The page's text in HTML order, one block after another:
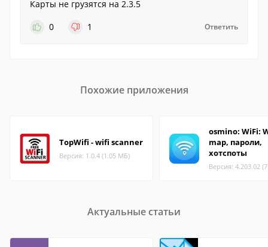
Карты не грузятся на 2.3.5
0
1 Ответить
Похожие приложения
TopWifi - wifi scanner
Версия: 1.0.4 (1.05 МБ)
osmino: WiFi:
map, пароли,
хотспоты
Версия: 4.203.02
Актуальные статьи